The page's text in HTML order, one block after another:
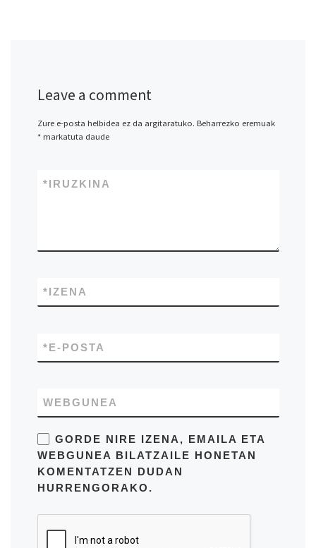
Leave a comment
Zure e-posta helbidea ez da argitaratuko. Beharrezko eremuak
*markatuta daude
IRUZKINA
*
IZENA
*
E-POSTA
*
WEBGUNEA
GORDE NIRE IZENA, EMAILA ETA
WEBGUNEA BILATZAILE HONETAN
KOMENTATZEN DUDAN
HURRENGORAKO.